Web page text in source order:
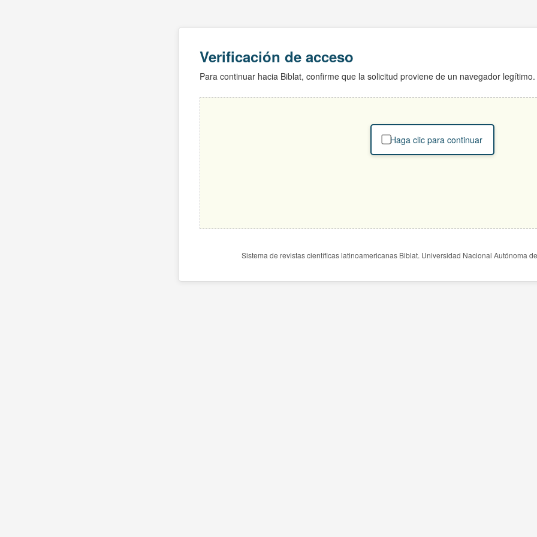
Verificación de acceso
Para continuar hacia Biblat, confirme que la solicitud proviene de un navegador legítimo.
Haga clic para continuar
Sistema de revistas científicas latinoamericanas Biblat. Universidad Nacional Autónoma